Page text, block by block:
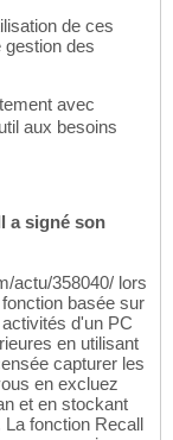
de ces
gestion des
avec
aux besoins
a signé son
actu/358040/ lors
basée sur
d'un PC
en utilisant
capturer les
en excluez
et en stockant
fonction Recall